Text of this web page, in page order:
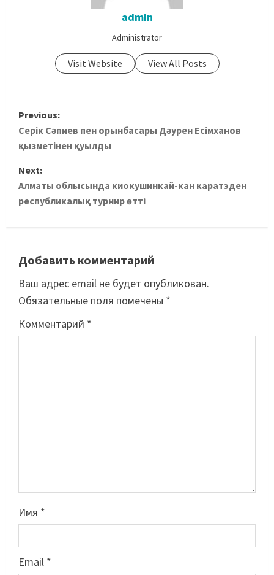
admin
Administrator
Visit Website View All Posts
Previous:
Серік Сәпиев пен орынбасары Дәурен Есімханов
қызметінен қуылды
Next:
Алматы облысында киокушинкай-кан каратэден
республикалық турнир өтті
Добавить комментарий
Ваш адрес email не будет опубликован.
Обязательные поля помечены *
Комментарий *
Имя *
Email *